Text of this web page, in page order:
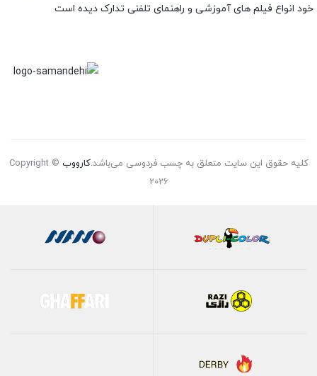
خود انواع فیلم های آموزشی و راهنمای تلفنی تدارک دیده است
کلیه حقوق این سایت متعلق به چسب فردوسی می‌باشد.کارووب Copyright ©
2026